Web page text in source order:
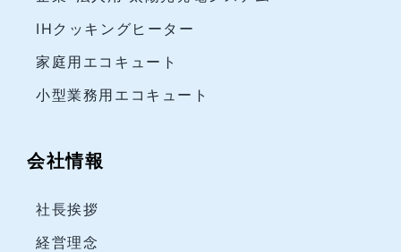
IHクッキングヒーター
家庭用エコキュート
小型業務用エコキュート
会社情報
社長挨拶
経営理念